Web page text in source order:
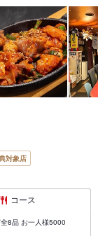
対象店
コース
8品 お一人様5000